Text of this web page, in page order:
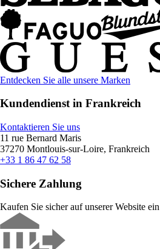
Entdecken Sie alle unsere Marken
Kundendienst in Frankreich
Kontaktieren Sie uns
11 rue Bernard Maris
37270 Montlouis-sur-Loire, Frankreich
+33 1 86 47 62 58
Sichere Zahlung
Kaufen Sie sicher auf unserer Website ein